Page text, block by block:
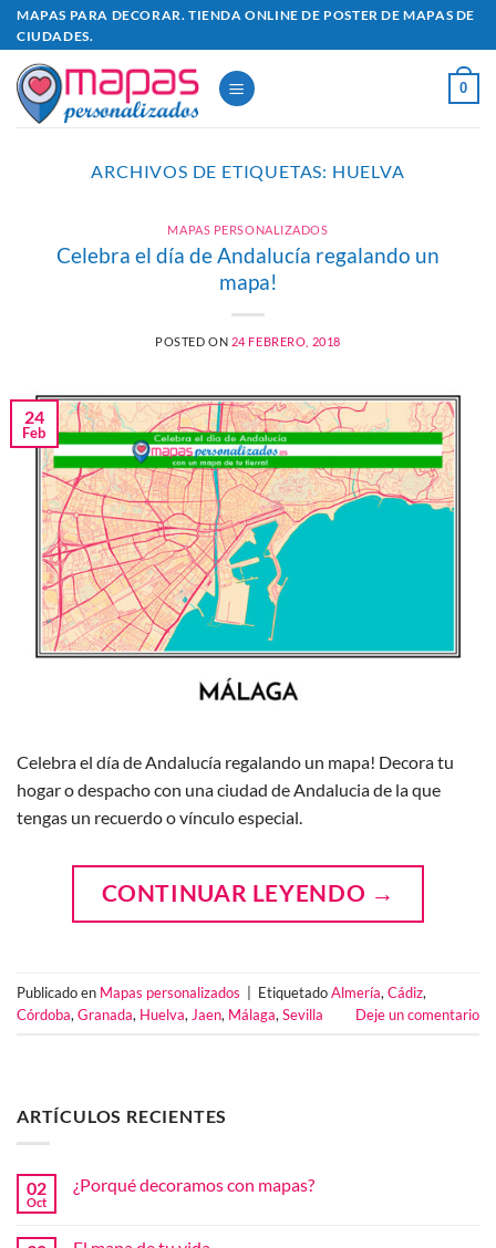
Saltar
contenido
MAPAS PARA DECORAR. TIENDA ONLINE DE POSTER DE MAPAS DE
CIUDADES.
0
ARCHIVOS DE ETIQUETAS: HUELVA
MAPAS PERSONALIZADOS
Celebra el día de Andalucía regalando un
mapa!
POSTED ON 24 FEBRERO, 2018
24
Feb
Celebra el día de Andalucía regalando un mapa! Decora tu
hogar o despacho con una ciudad de Andalucia de la que
tengas un recuerdo o vínculo especial.
CONTINUAR LEYENDO →
Publicado en Mapas personalizados EtiquetadoAlmería, Cádiz,
Córdoba, Granada, Huelva, Jaen, Málaga, Sevilla Deje un comentario
ARTÍCULOS RECIENTES
02
Oct
¿Porqué decoramos con mapas?